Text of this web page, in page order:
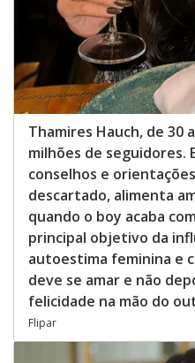
Thamires Hauch, de 30
milhões de seguidores.
conselhos e
descartado, alimenta
quando o boy acaba
principal objetivo da
autoestima feminina e
deve se amar e não
felicidade na mão do
Flipar